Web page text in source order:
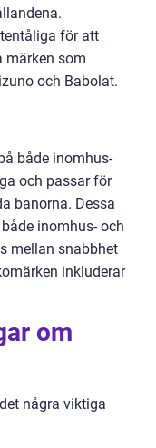
för att
märken som
och Babolat.
både inomhus-
och passar för
banorna. Dessa
inomhus- och
mellan snabbhet
inkluderar
om
några viktiga